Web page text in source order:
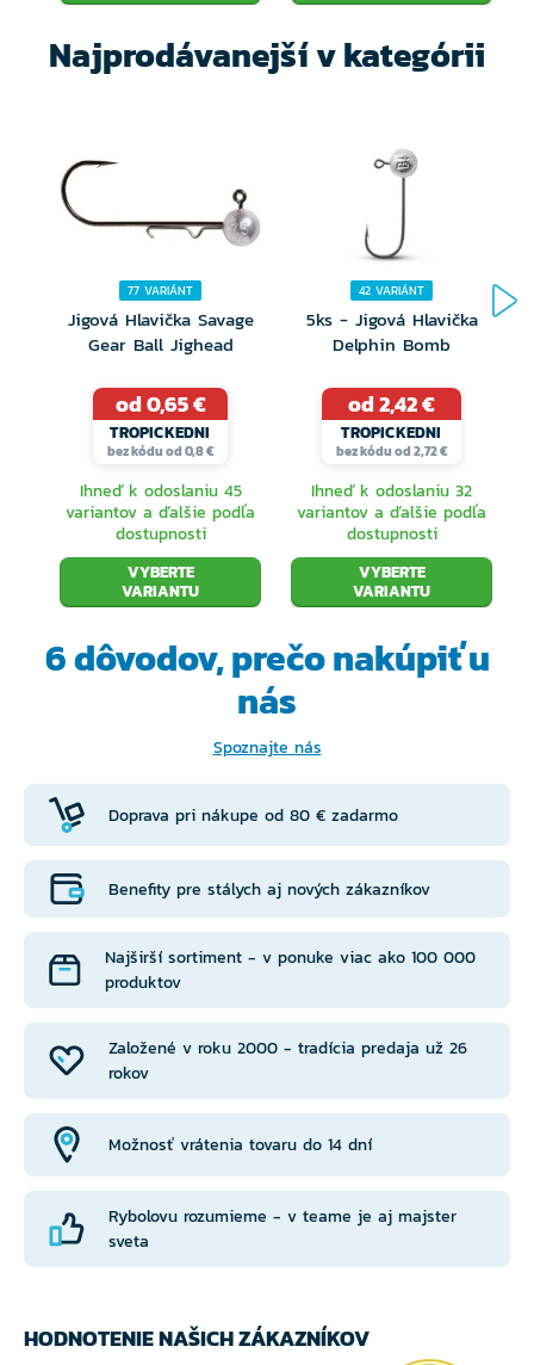
Najprodávanejší v kategórii
77 VARIÁNT
Jigová Hlavička Savage
Gear Ball Jighead
od 0,65 €
TROPICKEDNI
bez kódu od 0,8 €
Ihneď k odoslaniu 45
variantov a ďalšie podľa
dostupnosti
VYBERTE
VARIANTU
42 VARIÁNT
5ks - Jigová Hlavička
Delphin Bomb
od 2,42 €
TROPICKEDNI
bez kódu od 2,72 €
Ihneď k odoslaniu 32
variantov a ďalšie podľa
dostupnosti
VYBERTE
VARIANTU
6 dôvodov, prečonakúpiť u
nás
Spoznajte nás
Doprava pri nákupe od 80 € zadarmo
Založené v roku 2000 - tradícia predaja už 26
rokov
Benefity pre stálych aj nových zákazníkov
Možnosť vrátenia tovaru do 14 dní
Najširší sortiment - v ponuke viac ako 100 000
produktov
Rybolovu rozumieme - v teame je aj majster
sveta
HODNOTENIE NAŠICH ZÁKAZNÍKOV